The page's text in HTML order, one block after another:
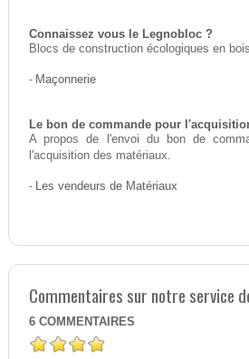
Connaissez vous le Legnobloc ?
Blocs de construction écologiques en
- Maçonnerie
Le bon de commande pour
A propos de l'envoi du bon de
l'acquisition des matériaux.
- Les vendeurs de Matériaux
Commentaires sur notre service
6 COMMENTAIRES